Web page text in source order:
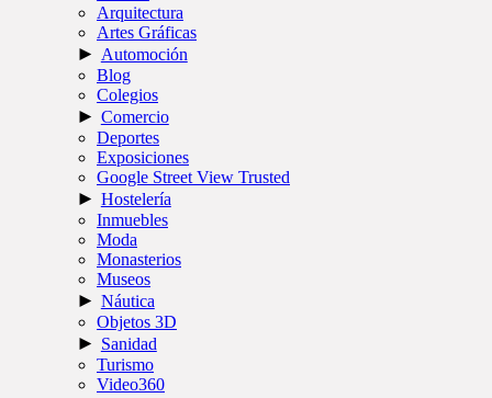
Arquitectura
Artes Gráficas
► Automoción
Blog
Colegios
► Comercio
Deportes
Exposiciones
Google Street View Trusted
► Hostelería
Inmuebles
Moda
Monasterios
Museos
► Náutica
Objetos 3D
► Sanidad
Turismo
Video360